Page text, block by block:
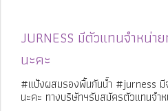
JURNESS มีตัวแทนจำหน่า
นะคะ
#แป้งผสมรองพื้นกันน้ำ #jurness มี
นะคะ ทางบริษัทฯรับสมัครตัวแทนจำ